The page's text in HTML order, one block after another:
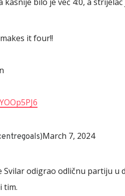
it four!!
March 7, 2024
Svilar odigrao odličnu partiju u
tim.